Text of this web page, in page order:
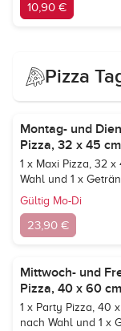
10,90 €
Pizza
Montag- und
Pizza, 32 x 45 cm
1 x Maxi Pizza, 32
Wahl und 1 x
Gültig Mo-Di
23,90 €
Mittwoch- und
Pizza, 40 x 60 cm
1 x Party Pizza, 40
nach Wahl und 1 x